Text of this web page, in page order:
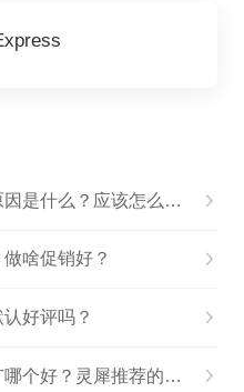
速卖通产品排名突然掉了，原因是什么？应该怎么办？
啥促销好？
好评吗？
速卖通灵犀推荐跟直通车推广哪个好？灵犀推荐的使用方法与技巧